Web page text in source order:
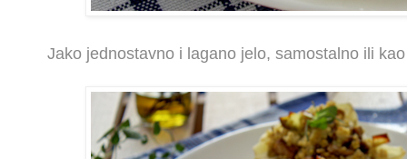
Jako jednostavno i lagano jelo, samostalno ili